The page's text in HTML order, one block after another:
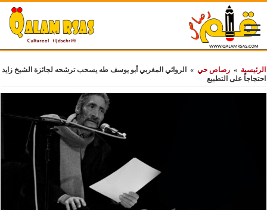
الرئيسية » رصاص حي »
الروائي المغربي أبو يوسف طه يسحب ترشحه لجائزة الشيخ زايد
احتجاجاً على التطبيع